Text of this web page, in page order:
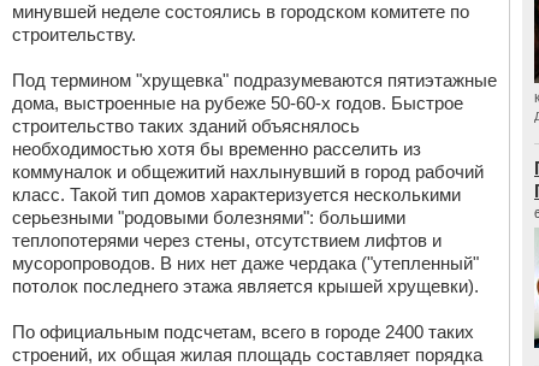
минувшей неделе состоялись в городском комитете по
строительству.
Под термином "хрущевка" подразумеваются пятиэтажные
дома, выстроенные на рубеже 50-60-х годов. Быстрое
строительство таких зданий объяснялось
необходимостью хотя бы временно расселить из
коммуналок и общежитий нахлынувший в город рабочий
класс. Такой тип домов характеризуется несколькими
серьезными "родовыми болезнями": большими
теплопотерями через стены, отсутствием лифтов и
мусоропроводов. В них нет даже чердака ("утепленный"
потолок последнего этажа является крышей хрущевки).
По официальным подсчетам, всего в городе 2400 таких
строений, их общая жилая площадь составляет порядка